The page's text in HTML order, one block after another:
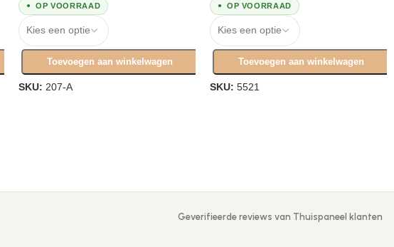
OP VOORRAAD
Toevoegen aan winkelwagen
SKU:207-A
OP VOORRAAD
Toevoegen aan winkelwagen
SKU:5521
Geverifieerde reviews van Thuispaneel klanten